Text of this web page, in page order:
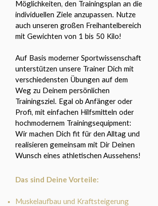
Möglichkeiten, den Trainingsplan an die
individuellen Ziele anzupassen. Nutze
auch unseren großen Freihantelbereich
mit Gewichten von 1 bis 50 Kilo!
Auf Basis moderner Sportwissenschaft
unterstützen unsere Trainer Dich mit
verschiedensten Übungen auf dem
Weg zu Deinem persönlichen
Trainingsziel. Egal ob Anfänger oder
Profi, mit einfachen Hilfsmitteln oder
hochmodernem Trainingsequipment:
Wir machen Dich fit für den Alltag und
realisieren gemeinsam mit Dir Deinen
Wunsch eines athletischen Aussehens!
Das sind Deine Vorteile:
Muskelaufbau und Kraftsteigerung